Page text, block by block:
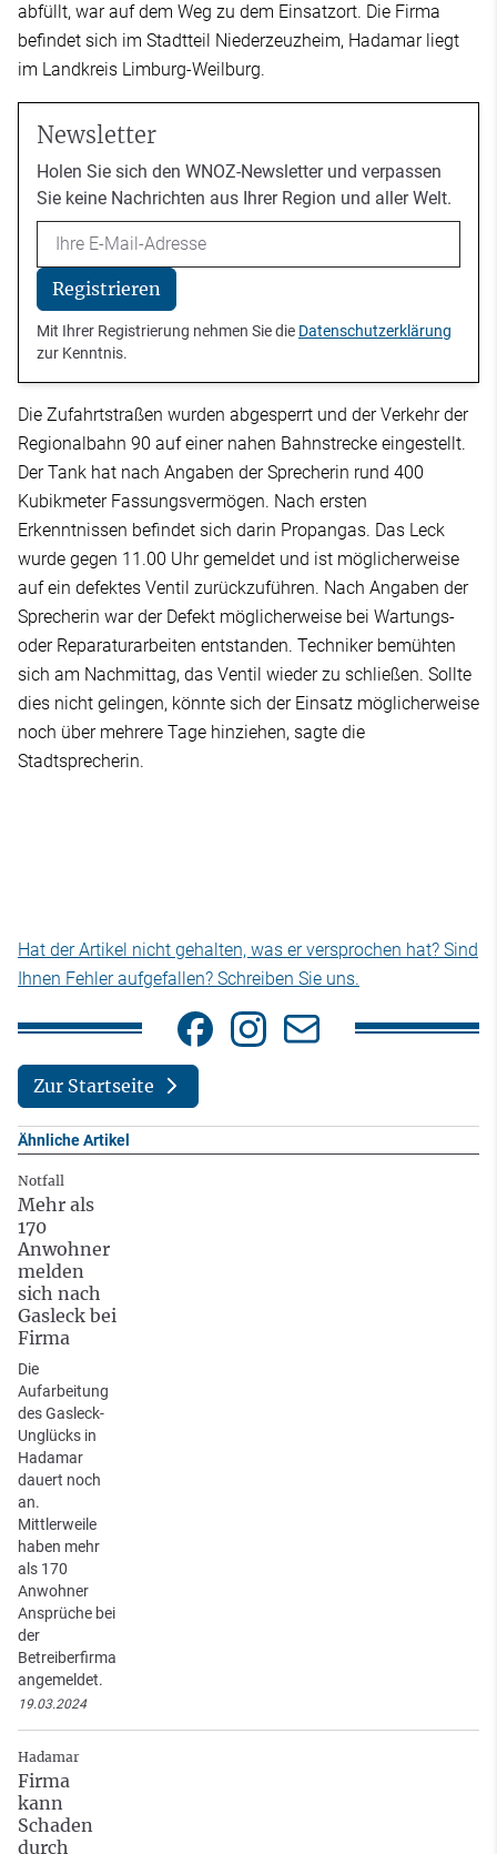
abfüllt, war auf dem Weg zu dem Einsatzort. Die Firma
befindet sich im Stadtteil Niederzeuzheim, Hadamar liegt
im Landkreis Limburg-Weilburg.
Newsletter
Holen Sie sich den WNOZ-Newsletter und verpassen
Sie keine Nachrichten aus Ihrer Region und aller Welt.
Email
Registrieren
Mit Ihrer Registrierung nehmen Sie die Datenschutzerklärung
zur Kenntnis.
Die Zufahrtstraßen wurden abgesperrt und der Verkehr der
Regionalbahn 90 auf einer nahen Bahnstrecke eingestellt.
Der Tank hat nach Angaben der Sprecherin rund 400
Kubikmeter Fassungsvermögen. Nach ersten
Erkenntnissen befindet sich darin Propangas. Das Leck
wurde gegen 11.00 Uhr gemeldet und ist möglicherweise
auf ein defektes Ventil zurückzuführen. Nach Angaben der
Sprecherin war der Defekt möglicherweise bei Wartungs-
oder Reparaturarbeiten entstanden. Techniker bemühten
sich am Nachmittag, das Ventil wieder zu schließen. Sollte
dies nicht gelingen, könnte sich der Einsatz möglicherweise
noch über mehrere Tage hinziehen, sagte die
Stadtsprecherin.
Hat der Artikel nicht gehalten, was er versprochen hat? Sind
Ihnen Fehler aufgefallen? Schreiben Sie uns.
Zur Startseite
Ähnliche Artikel
Notfall
Mehr als
170
Anwohner
melden
sich nach
Gasleck bei
Firma
Die
Aufarbeitung
des Gasleck-
Unglücks in
Hadamar
dauert noch
an.
Mittlerweile
haben mehr
als 170
Anwohner
Ansprüche bei
der
Betreiberfirma
angemeldet.
19.03.2024
Hadamar
Firma
kann
Schaden
durch